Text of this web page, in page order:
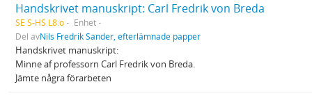
Handskrivet manuskript: Carl Fredrik von Breda
SE S-HS L8:o
Enhet
Del avNils Fredrik Sander, efterlämnade papper
Handskrivet manuskript:
Minne af professorn Carl Fredrik von Breda.
Jämte några förarbeten